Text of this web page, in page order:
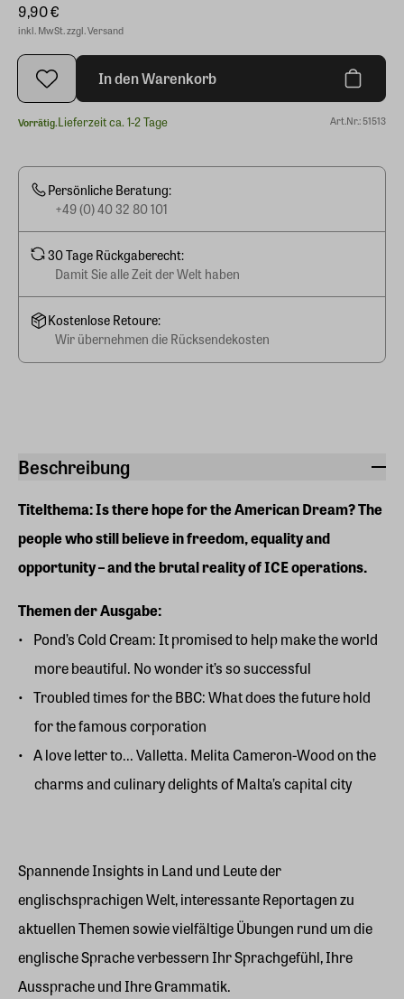
Beschreibung
Titelthema: Is there hope for the American Dream? The
people who still believe in freedom, equality and
opportunity – and the brutal reality of ICE operations.
Themen der Ausgabe:
Pond’s Cold Cream: It promised to help make the world
more beautiful. No wonder it’s so successful
Troubled times for the BBC: What does the future hold
for the famous corporation
A love letter to... Valletta. Melita Cameron-Wood on the
charms and culinary delights of Malta’s capital city
Spannende Insights in Land und Leute der
englischsprachigen Welt, interessante Reportagen zu
aktuellen Themen sowie vielfältige Übungen rund um die
englische Sprache verbessern Ihr Sprachgefühl, Ihre
Aussprache und Ihre Grammatik.
9,90 €
inkl. MwSt. zzgl. Versand
In den Warenkorb
Vorrätig.Lieferzeit ca. 1-2 Tage Art.Nr.: 51513
Persönliche Beratung:
+49 (0) 40 32 80 101
30 Tage Rückgaberecht:
Damit Sie alle Zeit der Welt haben
Kostenlose Retoure:
Wir übernehmen die Rücksendekosten